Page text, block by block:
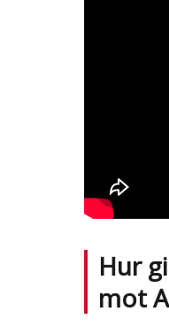
Hur
mot